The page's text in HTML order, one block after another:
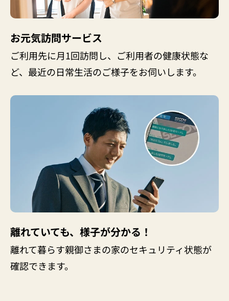
お元気訪問サービス
ご利用先に月1回訪問し、ご利用者の健康状態な
ど、最近の日常生活のご様子をお伺いします。
離れていても、様子が分かる！
離れて暮らす親御さまの家のセキュリティ状態が
確認できます。